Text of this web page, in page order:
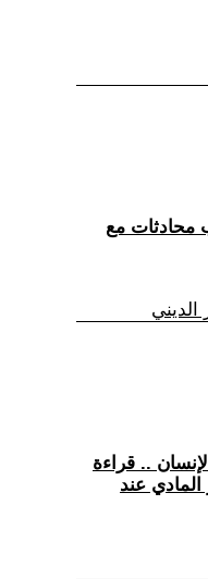
محادثات مع
الديني
.. قراءة
عند